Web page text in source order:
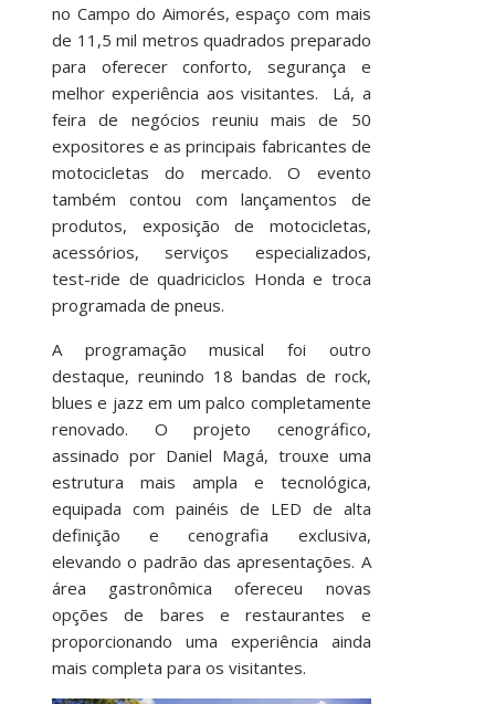
no Campo do Aimorés, espaço com mais
de 11,5 mil metros quadrados preparado
para oferecer conforto, segurança e
melhor experiência aos visitantes. Lá, a
feira de negócios reuniu mais de 50
expositores e as principais fabricantes de
motocicletas do mercado. O evento
também contou com lançamentos de
produtos, exposição de motocicletas,
acessórios, serviços especializados,
test-ride de quadriciclos Honda e troca
programada de pneus.
A programação musical foi outro
destaque, reunindo 18 bandas de rock,
blues e jazz em um palco completamente
renovado. O projeto cenográfico,
assinado por Daniel Magá, trouxe uma
estrutura mais ampla e tecnológica,
equipada com painéis de LED de alta
definição e cenografia exclusiva,
elevando o padrão das apresentações. A
área gastronômica ofereceu novas
opções de bares e restaurantes e
proporcionando uma experiência ainda
mais completa para os visitantes.